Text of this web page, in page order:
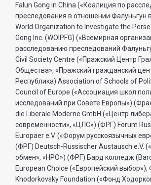
Falun Gong in China («Коалиция по
преследования в отношении Фалуньгун
World Organization to Investigate the
Gong Inc. (WOIPFG) («Всемирная
расследованию преследований
Civil Society Centre («Пражский Центр
Общества», «Пражский гражданский
Республика) Association of Schools of
Council of Europe («Ассоциация школ
исследований при Совете Европы»)
die Liberale Moderne GmbH («Центр
современности», «ЦЛС») (ФРГ) Forum
Europäer e.V. («Форум русскоязычных
(ФРГ) Deutsch-Russischer Austausch e.V.
обмен», «НРО») (ФРГ) Бард колледж
European Choice («Европейский
Khodorkovsky Foundation («Фонд